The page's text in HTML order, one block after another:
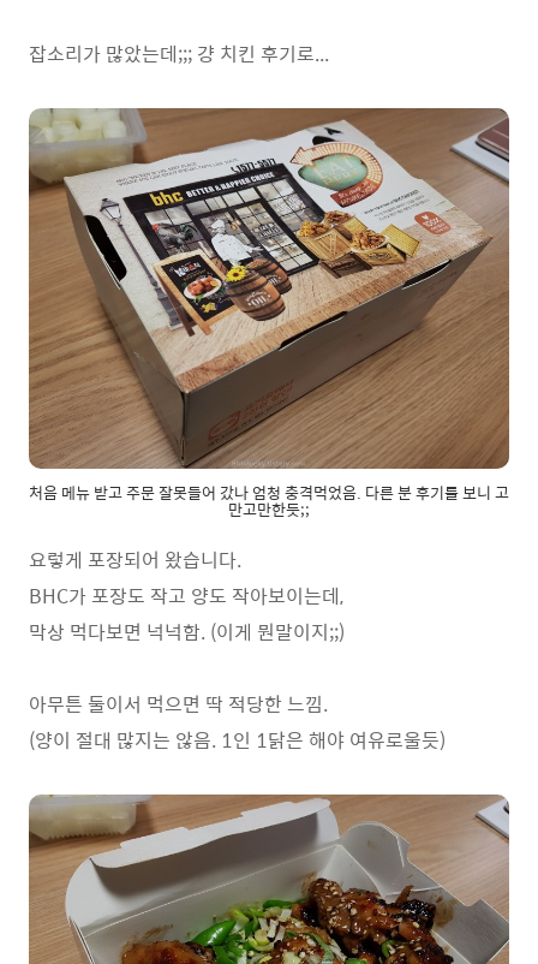
잡소리가 많았는데;;; 걍 치킨 후기로...
처음 메뉴 받고 주문 잘못들어 갔나 엄청 충격먹었음. 다른 분 후기를 보니 고
만고만한듯;;
요렇게 포장되어 왔습니다.
BHC가 포장도 작고 양도 작아보이는데,
막상 먹다보면 넉넉함. (이게 뭔말이지;;)
아무튼 둘이서 먹으면 딱 적당한 느낌.
(양이 절대 많지는 않음. 1인 1닭은 해야 여유로울듯)